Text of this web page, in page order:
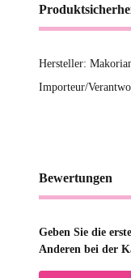
Hersteller:
Importeur/
Bewertungen
Geben Sie die
Anderen bei der